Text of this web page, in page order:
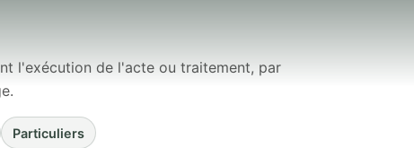
de l'Assurance
l'exécution de l'acte ou traitement, par
Particuliers